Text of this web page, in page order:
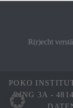
R(r)echt
POKO
RING 3A -